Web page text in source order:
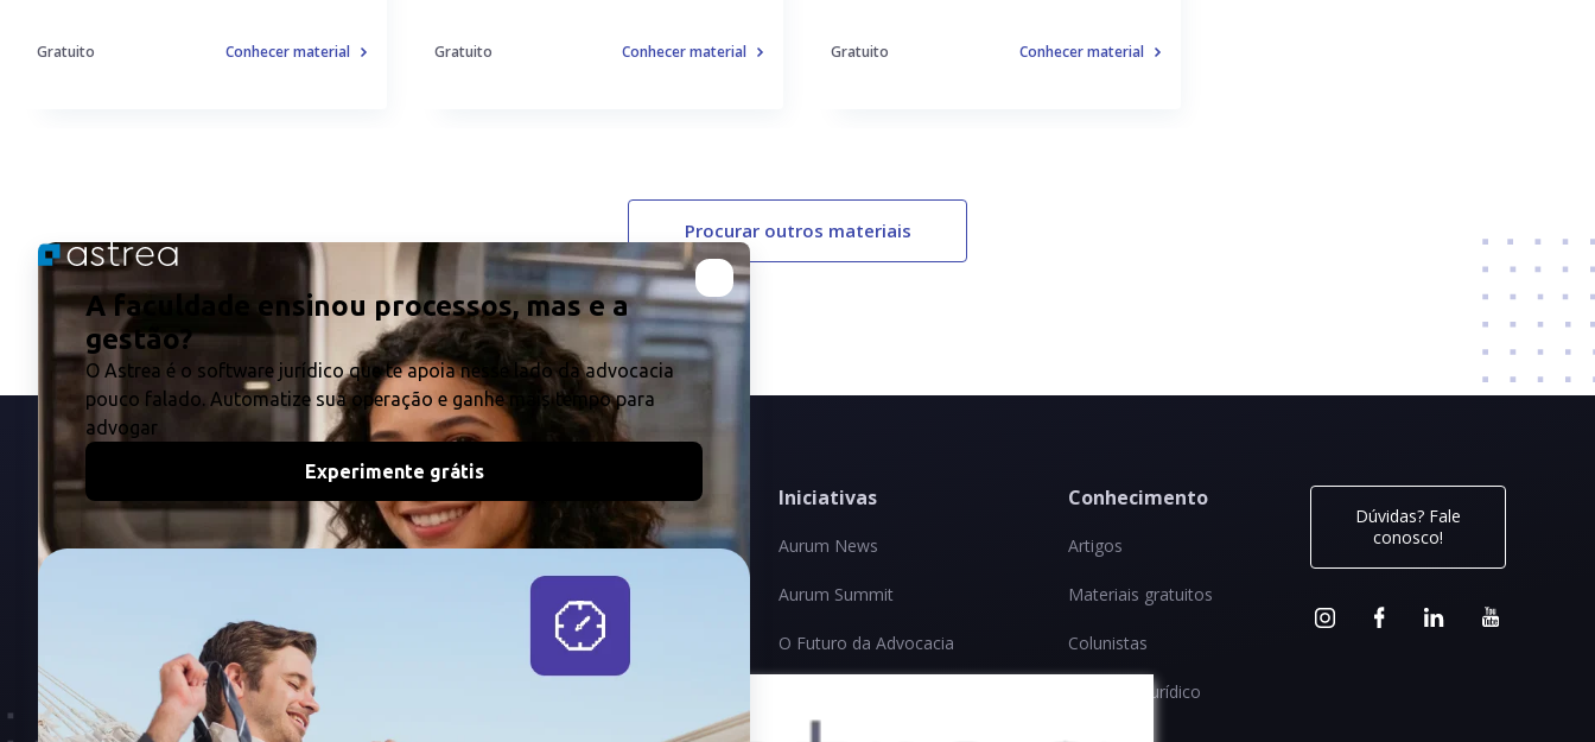
Gratuito Conhecer material Gratuito Conhecer material Gratuito Conhecer material
Procurar outros materiais
Sobre a Aurum
Quem somos
Nossos produtos
Nossos produtos
Astrea para advogados
Departamentos Jurídicos
Iniciativas
Aurum News
Aurum Summit
O Futuro da Advocacia
Conhecimento
Artigos
Materiais gratuitos
Colunistas
Glossário jurídico
Dúvidas? Fale
conosco!